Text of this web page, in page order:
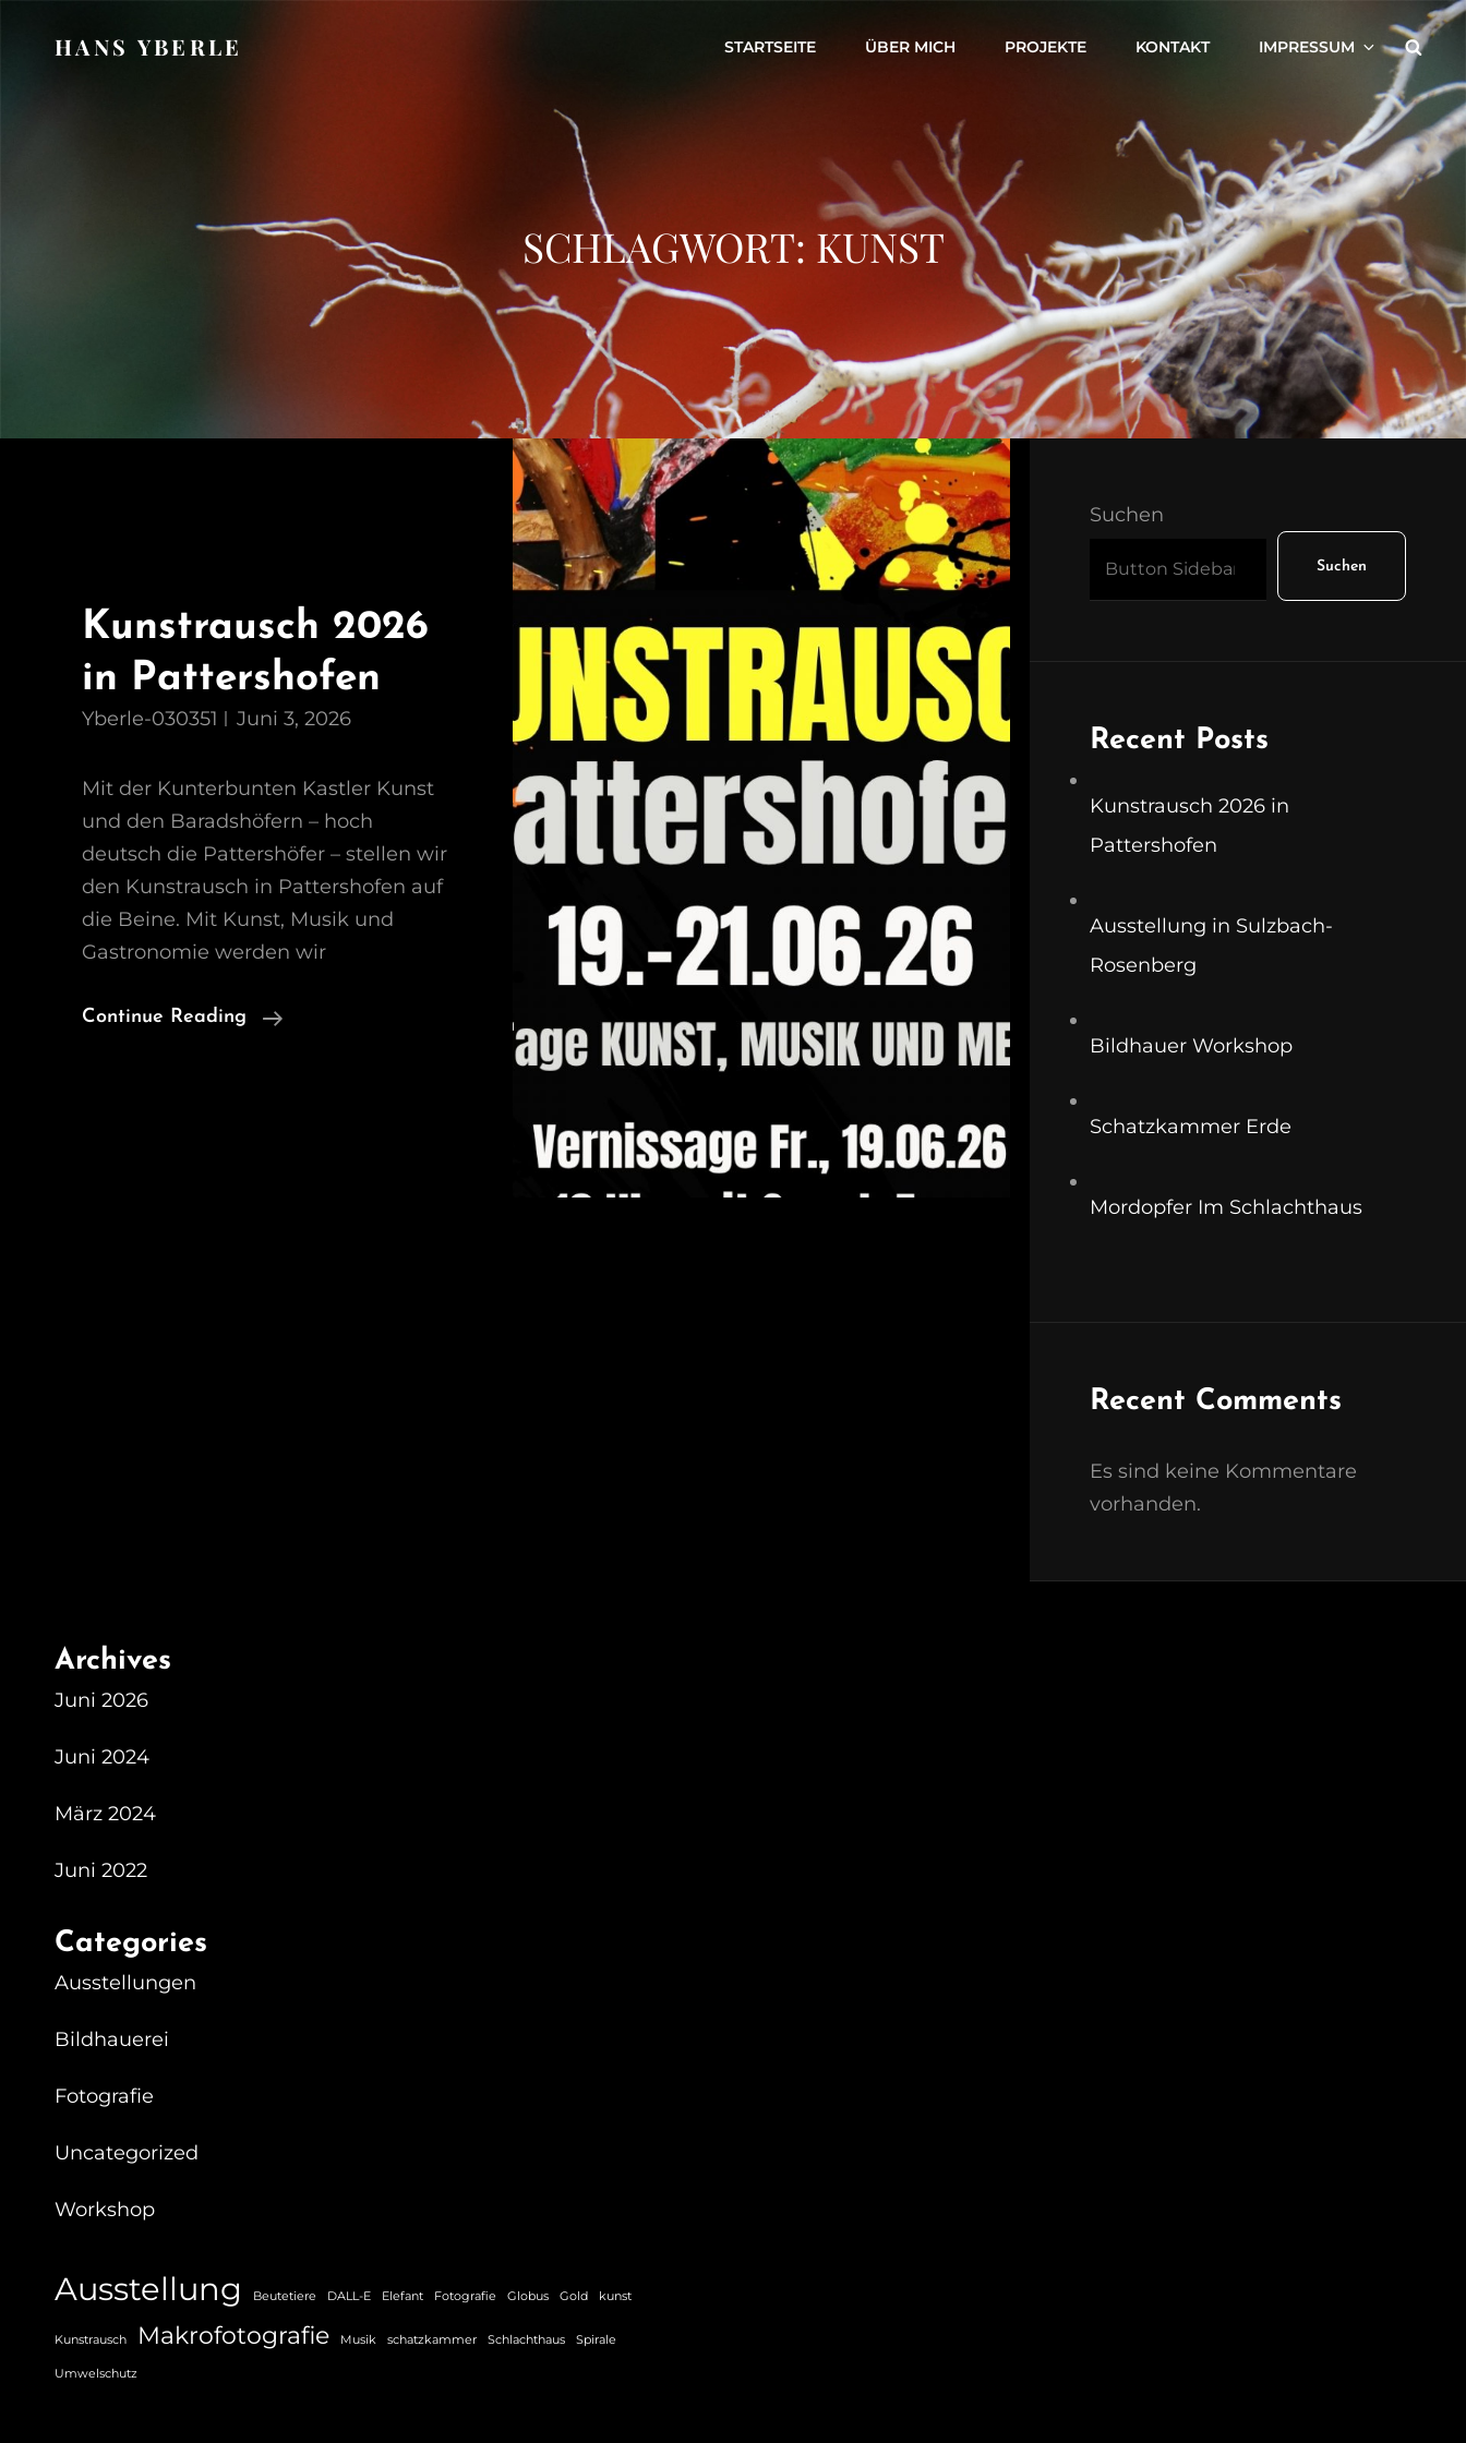
HANS YBERLE STARTSEITE ÜBER MICH PROJEKTE KONTAKT IMPRESSUM
SCHLAGWORT: KUNST
Kunstrausch 2026
in Pattershofen
Yberle-030351 Juni 3, 2026
Mit der Kunterbunten Kastler Kunst
und den Baradshöfern – hoch
deutsch die Pattershöfer – stellen wir
den Kunstrausch in Pattershofen auf
die Beine. Mit Kunst, Musik und
Gastronomie werden wir
Continue Reading
Kunstrausch
Suchen
Suchen
Recent Posts
Kunstrausch 2026 in
Pattershofen
Ausstellung in Sulzbach-
Rosenberg
Bildhauer Workshop
Schatzkammer Erde
Mordopfer Im Schlachthaus
Recent Comments
Es sind keine Kommentare
vorhanden.
Archives
Juni 2026
Juni 2024
März 2024
Juni 2022
Categories
Ausstellungen
Bildhauerei
Fotografie
Uncategorized
Workshop
Ausstellung Beutetiere DALL-E Elefant Fotografie Globus Gold kunst
Kunstrausch Makrofotografie Musik schatzkammer Schlachthaus Spirale
Umwelschutz